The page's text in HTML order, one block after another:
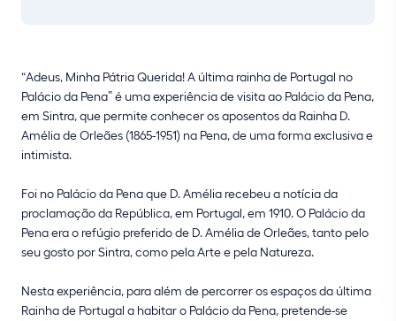
“Adeus, Minha Pátria Querida! A última rainha de Portugal no
Palácio da Pena” é uma experiência de visita ao Palácio da Pena,
em Sintra, que permite conhecer os aposentos da Rainha D.
Amélia de Orleães (1865-1951) na Pena, de uma forma exclusiva e
intimista.
Foi no Palácio da Pena que D. Amélia recebeu a notícia da
proclamação da República, em Portugal, em 1910. O Palácio da
Pena era o refúgio preferido de D. Amélia de Orleães, tanto pelo
seu gosto por Sintra, como pela Arte e pela Natureza.
Nesta experiência, para além de percorrer os espaços da última
Rainha de Portugal a habitar o Palácio da Pena, pretende-se